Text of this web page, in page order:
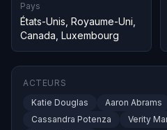
Pays
États-Unis Royaume-Uni
Canada Luxembourg
ACTEURS
Katie Douglas
Aaron Abrams
Cassandra Potenza
Verity